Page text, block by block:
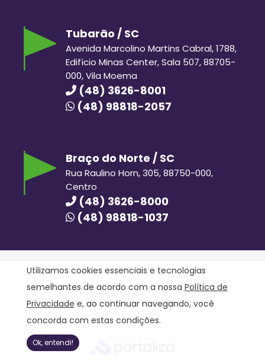
Tubarão / SC
Avenida Marcolino Martins Cabral, 1788,
Edifício Minas Center, Sala 507, 88705-
000, Vila Moema
(48) 3626-8001
(48) 98818-2057
Braço do Norte / SC
Rua Raulino Horn, 305, 88750-000,
Centro
(48) 3626-8000
(48) 98818-1037
Hora Hiper © 2020. Todos os direitos reservados.
Política de Privacidade
Utilizamos cookies essenciais e tecnologias
semelhantes de acordo com a nossa Política de
Privacidade e, ao continuar navegando, você
concorda com estas condições.
Ok, entendi!